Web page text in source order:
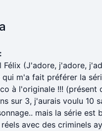
Félix (J'adore, j'adore,
qui m'a fait préférer la
à l'originale !!! (présent
sur 3, j'aurais voulu 10
mais la série est
avec des criminels